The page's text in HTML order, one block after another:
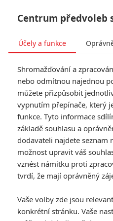
Mumie:
a nová ve
Napsal:Petr Slavík - (Anarvin),
KOMENTÁŘE 6
peté13| 2017-06-28 18:16:50 |
Centrum předvoleb
Účely a funkce
Shromažďování a
nebo odmítnou najednou
můžete přizpůsobit
vypnutím přepínače, který
funkce. Tyto informace
základě souhlasu a
dodavateli najdete seznam
možnost upravit váš
vznést námitku proti
tvrdí, že mají oprávněný
Vaše volby zde jsou
konkrétní stránku. Vaše